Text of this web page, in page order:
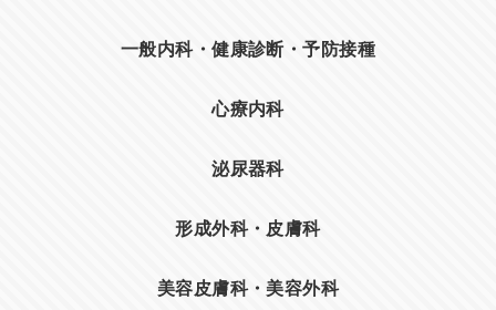
一般内科・健康診断・予防接種
心療内科
泌尿器科
形成外科・皮膚科
美容皮膚科・美容外科